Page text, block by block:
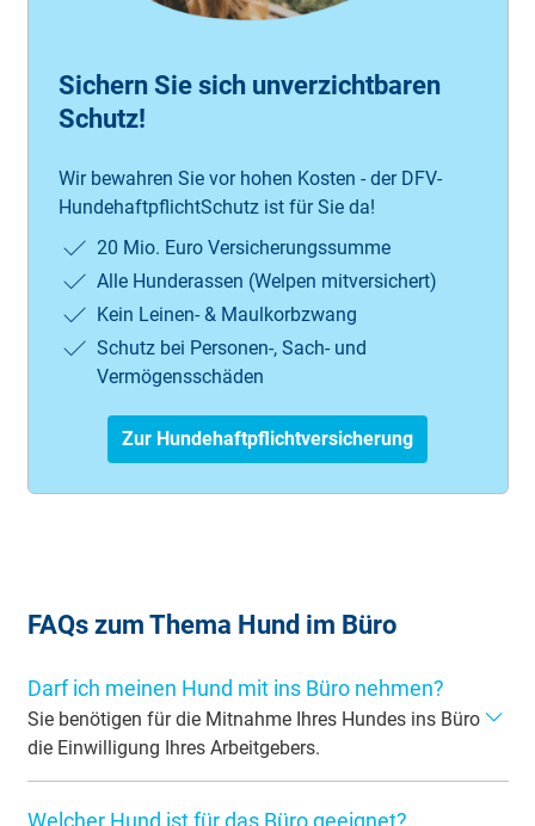
Sichern Sie sich unverzichtbaren
Schutz!
Wir bewahren Sie vor hohen Kosten - der DFV-
HundehaftpflichtSchutz ist für Sie da!
20 Mio. Euro Versicherungssumme
Alle Hunderassen (Welpen mitversichert)
Kein Leinen- & Maulkorbzwang
Schutz bei Personen-, Sach- und
Vermögensschäden
Zur Hundehaftpflichtversicherung
FAQs zum Thema Hund im Büro
Darf ich meinen Hund mit ins Büro nehmen?
Sie benötigen für die Mitnahme Ihres Hundes ins Büro
die Einwilligung Ihres Arbeitgebers.
Welcher Hund ist für das Büro geeignet?